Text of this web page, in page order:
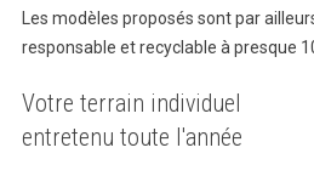
Les modèles proposés sont par
responsable et recyclable à presque
Votre terrain individuel
entretenu toute l'année